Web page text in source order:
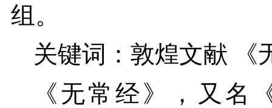
组。
关键词：敦煌文献
《无常经》，又名